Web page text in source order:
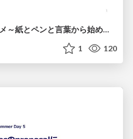
言葉の格闘技のススメ～紙とペンと言葉から始める、キャリアの描き方～
1 120